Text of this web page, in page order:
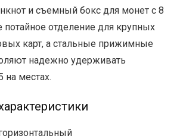
и съемный бокс для монет с 8
потайное отделение для крупных
карт, а стальные прижимные
надежно удерживать
местах.